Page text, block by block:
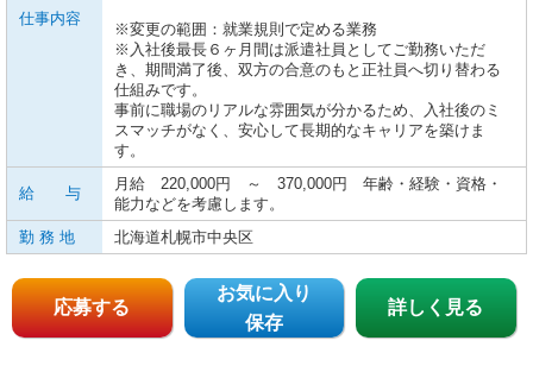
仕事内容
※変更の範囲：就業規則で定める業務
※入社後最長６ヶ月間は派遣社員としてご勤務いただ
き、期間満了後、双方の合意のもと正社員へ切り替わる
仕組みです。
事前に職場のリアルな雰囲気が分かるため、入社後のミ
スマッチがなく、安心して長期的なキャリアを築けま
す。
給 与
月給 220,000円 ～ 370,000円 年齢・経験・資格・
能力などを考慮します。
勤 務 地
北海道札幌市中央区
応募する
お気に入り
保存
詳しく見る